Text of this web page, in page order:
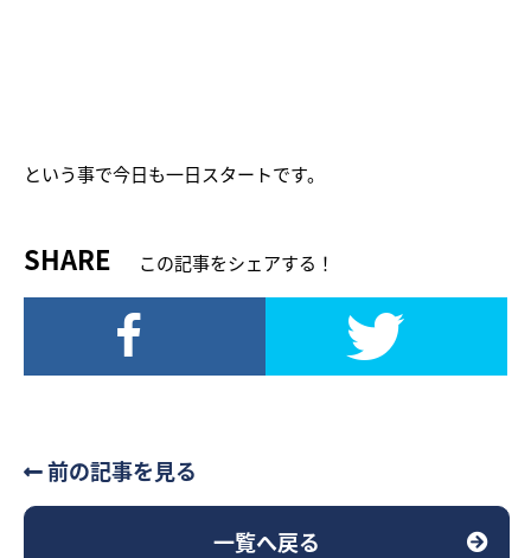
という事で今日も一日スタートです。
SHARE この記事をシェアする！
前の記事を見る
一覧へ戻る